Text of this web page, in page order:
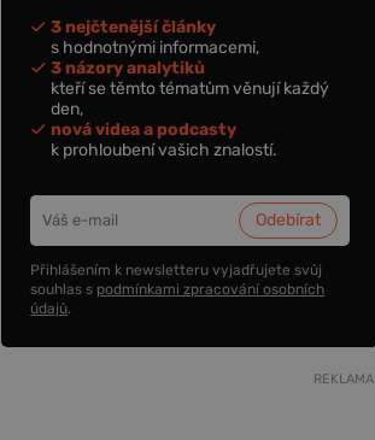
3 nejčtenější články
s hodnotnými informacemi,
3 názory analytiků
kteří se těmto tématům věnují každý
den,
nová videa a podcasty
k prohloubení vašich znalostí.
Přihlášením k newsletteru vyjadřujete svůj
souhlas s podmínkami zpracování osobních
údajů.
REKLAMA